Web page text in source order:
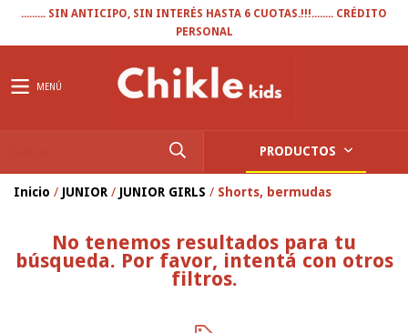
......... SIN ANTICIPO, SIN INTERÉS HASTA 6 CUOTAS.!!!........ CRÉDITO
PERSONAL
MENÚ
PRODUCTOS
Inicio / JUNIOR / JUNIOR GIRLS / Shorts, bermudas
No tenemos resultados para tu
búsqueda. Por favor, intentá con otros
filtros.